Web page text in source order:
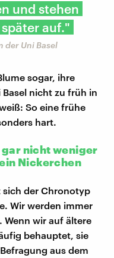
und stehen
auf."
der Uni Basel
sogar, ihre
nicht zu früh in
So eine frühe
hart.
nicht weniger
Nickerchen
sich der Chronotyp
Wir werden immer
Wenn wir auf ältere
behauptet, sie
aus dem